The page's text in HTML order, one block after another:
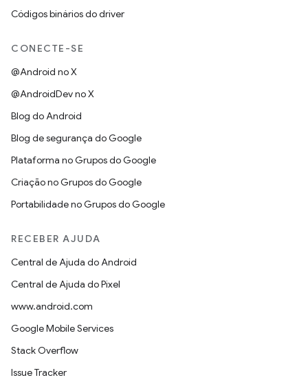
Códigos binários do driver
CONECTE-SE
@Android no X
@AndroidDev no X
Blog do Android
Blog de segurança do Google
Plataforma no Grupos do Google
Criação no Grupos do Google
Portabilidade no Grupos do Google
RECEBER AJUDA
Central de Ajuda do Android
Central de Ajuda do Pixel
www.android.com
Google Mobile Services
Stack Overflow
Issue Tracker